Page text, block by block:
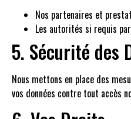
Nos partenaires et
Les autorités si requis
5. Sécurité des
Nous mettons en place des
vos données contre tout accès